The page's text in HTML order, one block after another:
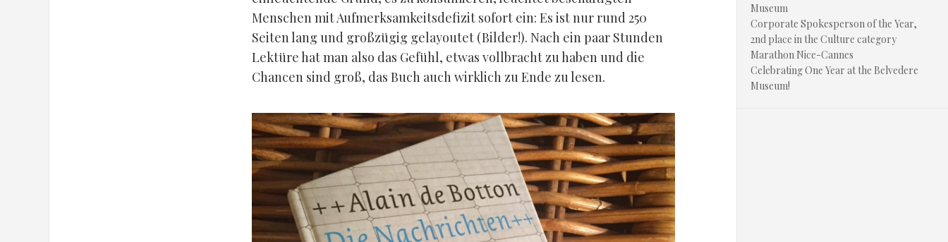
Menschen mit Aufmerksamkeitsdefizit sofort ein: Es ist nur rund 250
Seiten lang und großzügig gelayoutet (Bilder!). Nach ein paar Stunden
Lektüre hat man also das Gefühl, etwas vollbracht zu haben und die
Chancen sind groß, das Buch auch wirklich zu Ende zu lesen.
Museum
Corporate Spokesperson of the Year,
2nd place in the Culture category
Marathon Nice-Cannes
Celebrating One Year at the Belvedere
Museum!